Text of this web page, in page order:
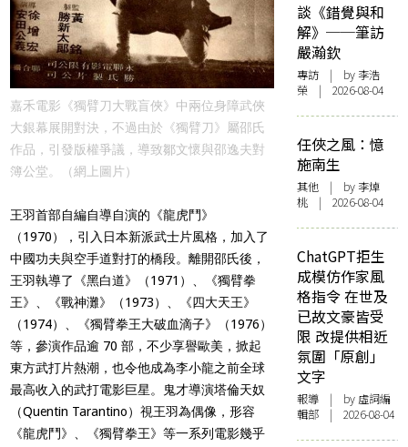
嘉禾電影《獨臂刀大戰盲俠》中兩位身障武俠
大銀幕展開對決，不過由於《獨臂刀》屬邵氏
作品，引發版權爭議，導致鄒文懷與邵逸夫對
簿公堂。（網上圖片）
王羽首部自編自導自演的《龍虎鬥》
（1970），引入日本新派武士片風格，加入了
中國功夫與空手道對打的橋段。離開邵氏後，
王羽執導了《黑白道》（1971）、《獨臂拳
王》、《戰神灘》（1973）、《四大天王》
（1974）、《獨臂拳王大破血滴子》（1976）
等，參演作品逾 70 部，不少享譽歐美，掀起
東方武打片熱潮，也令他成為李小龍之前全球
最高收入的武打電影巨星。鬼才導演塔倫天奴
（Quentin Tarantino）視王羽為偶像，形容
《龍虎鬥》、《獨臂拳王》等一系列電影幾乎
談《錯覺與和
解》──筆訪
嚴瀚欽
專訪 | by 李浩
榮 | 2026-08-04
任俠之風：憶
施南生
其他 | by 李焯
桃 | 2026-08-04
ChatGPT拒生
成模仿作家風
格指令 在世及
已故文豪皆受
限 改提供相近
氛圍「原創」
文字
報導 | by 虛詞編
輯部 | 2026-08-04